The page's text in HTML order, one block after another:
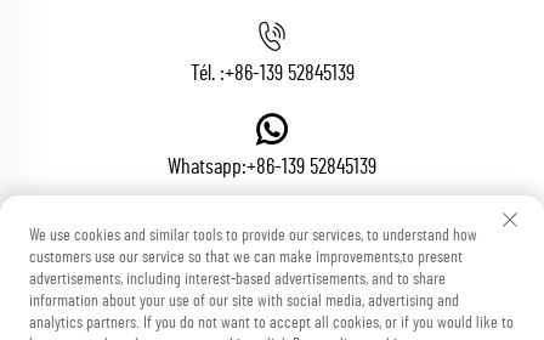
Tél. :+86-139 52845139
Whatsapp:+86-139 52845139
E-mail :[email protected]
We use cookies and similar tools to provide our services, to understand how
customers use our service so that we can make improvements,to present
advertisements, including interest-based advertisements, and to share
information about your use of our site with social media, advertising and
analytics partners. If you do not want to accept all cookies, or if you would like to